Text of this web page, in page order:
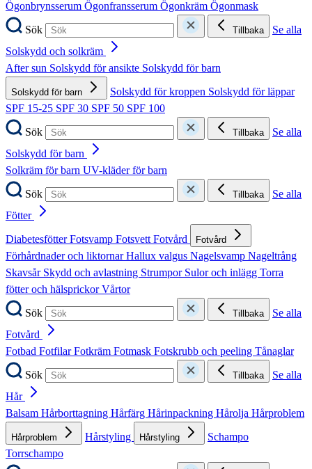
Ögonbrynsserum Ögonfransserum Ögonkräm Ögonmask
Sök
Tillbaka
Se alla
Solskydd och solkräm
After sun Solskydd för ansikte Solskydd för barn
Solskydd för barn Solskydd för kroppen Solskydd för läppar
SPF 15-25 SPF 30 SPF 50 SPF 100
Sök
Tillbaka
Se alla
Solskydd för barn
Solkräm för barn UV-kläder för barn
Sök
Tillbaka
Se alla
Fötter
DiabetesfötterFotsvamp FotsvettFotvård Fotvård
Förhårdnader och liktornarHallux valgus Nagelsvamp Nageltrång
Skavsår Skydd och avlastning Strumpor Sulor och inlägg Torra
fötter och hälsprickorVårtor
Sök
Tillbaka
Se alla
Fotvård
Fotbad FotfilarFotkräm Fotmask Fotskrubb och peeling Tånaglar
Sök
Tillbaka
Se alla
Hår
Balsam Hårborttagning Hårfärg Hårinpackning Hårolja Hårproblem
Hårproblem Hårstyling Hårstyling
Schampo
Torrschampo